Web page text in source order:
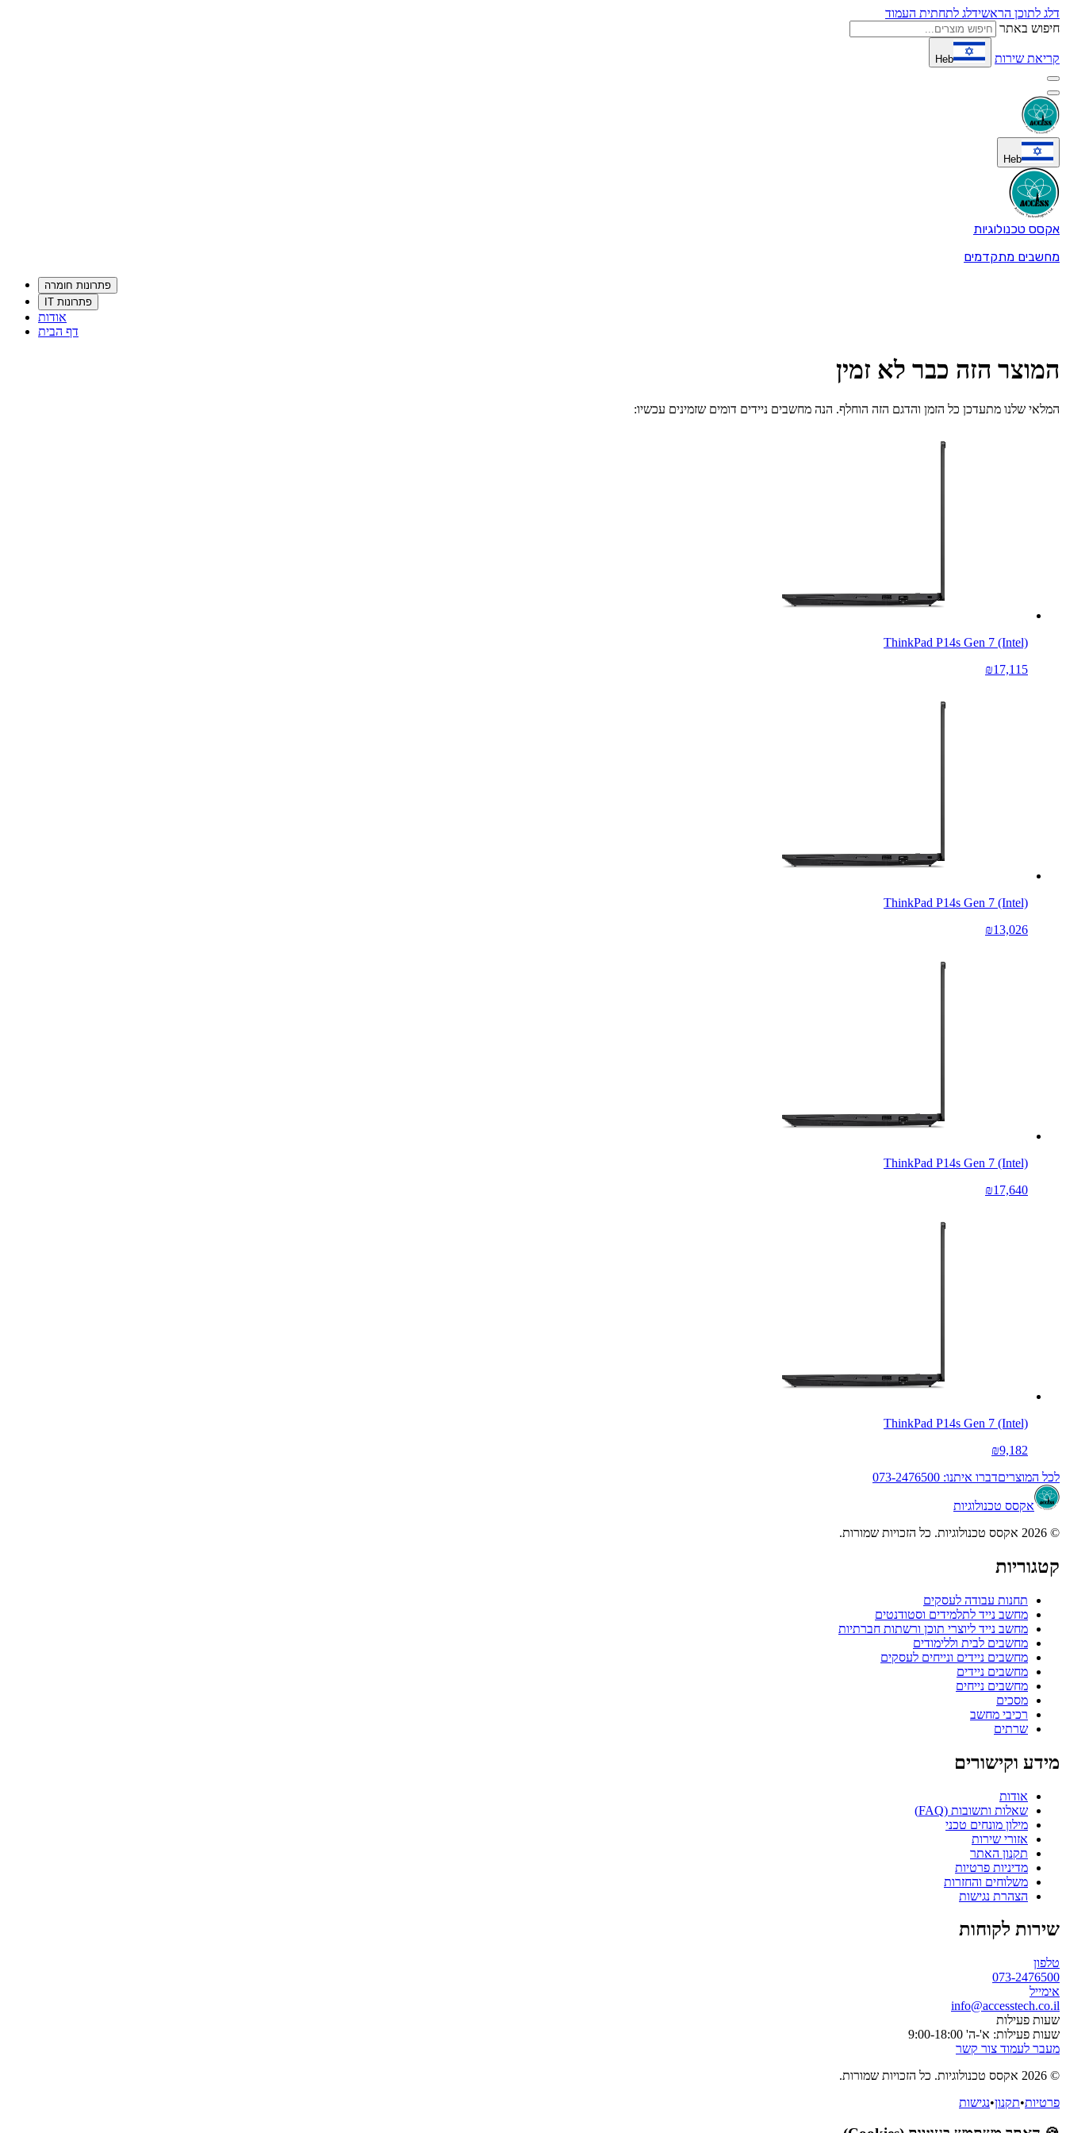
דלג לתוכן הראשידלג לתחתית העמוד
חיפוש באתר
קריאת שירות Heb
Heb
אקסס טכנולוגיות
מחשבים מתקדמים
פתרונות חומרה
פתרונות IT
אודות
דף הבית
המוצר הזה כבר לא זמין
המלאי שלנו מתעדכן כל הזמן והדגם הזה הוחלף. הנה מחשבים ניידים דומים שזמינים עכשיו:
ThinkPad P14s Gen 7 (Intel)
₪17,115
ThinkPad P14s Gen 7 (Intel)
₪13,026
ThinkPad P14s Gen 7 (Intel)
₪17,640
ThinkPad P14s Gen 7 (Intel)
₪9,182
לכל המוצריםדברו איתנו: 073-2476500
אקסס טכנולוגיות
© 2026 אקסס טכנולוגיות. כל הזכויות שמורות.
קטגוריות
תחנות עבודה לעסקים
מחשב נייד לתלמידים וסטודנטים
מחשב נייד ליוצרי תוכן ורשתות חברתיות
מחשבים לבית וללימודים
מחשבים ניידים ונייחים לעסקים
מחשבים ניידים
מחשבים נייחים
מסכים
רכיבי מחשב
שרתים
מידע וקישורים
אודות
שאלות ותשובות (FAQ)
מילון מונחים טכני
אזורי שירות
תקנון האתר
מדיניות פרטיות
משלוחים והחזרות
הצהרת נגישות
שירות לקוחות
טלפון
073-2476500
אימייל
info@accesstech.co.il
שעות פעילות
שעות פעילות: א'-ה' 9:00-18:00
מעבר לעמוד צור קשר
© 2026 אקסס טכנולוגיות. כל הזכויות שמורות.
פרטיות•תקנון•נגישות